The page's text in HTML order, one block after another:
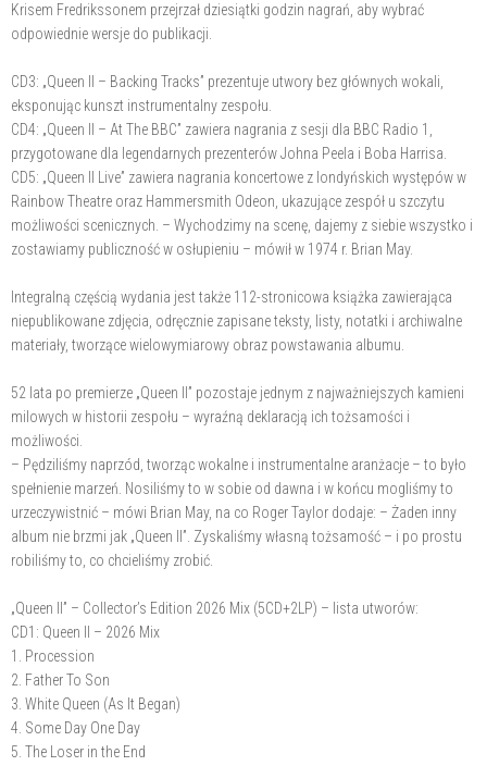
Krisem Fredrikssonem przejrzał dziesiątki godzin nagrań, aby wybrać
odpowiednie wersje do publikacji.
CD3: „Queen II – Backing Tracks” prezentuje utwory bez głównych wokali,
eksponując kunszt instrumentalny zespołu.
CD4: „Queen II – At The BBC” zawiera nagrania z sesji dla BBC Radio 1,
przygotowane dla legendarnych prezenterów Johna Peela i Boba Harrisa.
CD5: „Queen II Live” zawiera nagrania koncertowe z londyńskich występów w
Rainbow Theatre oraz Hammersmith Odeon, ukazujące zespół u szczytu
możliwości scenicznych. – Wychodzimy na scenę, dajemy z siebie wszystko i
zostawiamy publiczność w osłupieniu – mówił w 1974 r. Brian May.
Integralną częścią wydania jest także 112-stronicowa książka zawierająca
niepublikowane zdjęcia, odręcznie zapisane teksty, listy, notatki i archiwalne
materiały, tworzące wielowymiarowy obraz powstawania albumu.
52 lata po premierze „Queen II” pozostaje jednym z najważniejszych kamieni
milowych w historii zespołu – wyraźną deklaracją ich tożsamości i
możliwości.
– Pędziliśmy naprzód, tworząc wokalne i instrumentalne aranżacje – to było
spełnienie marzeń. Nosiliśmy to w sobie od dawna i w końcu mogliśmy to
urzeczywistnić – mówi Brian May, na co Roger Taylor dodaje: – Żaden inny
album nie brzmi jak „Queen II”. Zyskaliśmy własną tożsamość – i po prostu
robiliśmy to, co chcieliśmy zrobić.
„Queen II” – Collector’s Edition 2026 Mix (5CD+2LP) – lista utworów:
CD1: Queen II – 2026 Mix
1. Procession
2. Father To Son
3. White Queen (As It Began)
4. Some Day One Day
5. The Loser in the End